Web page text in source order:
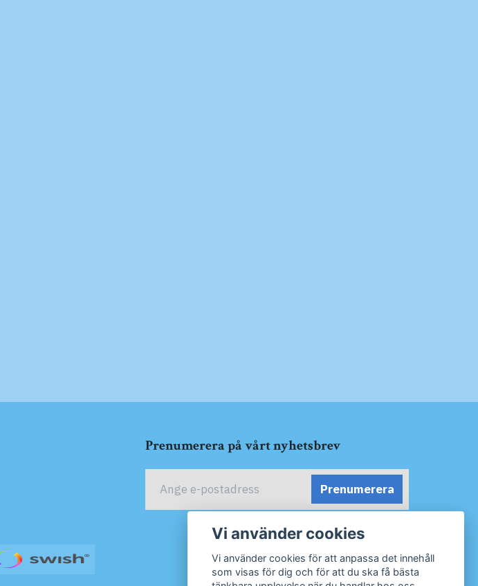
Prenumerera på vårt nyhetsbrev
Prenumerera
Vi använder cookies
Vi använder cookies för att anpassa det innehåll
som visas för dig och för att du ska få bästa